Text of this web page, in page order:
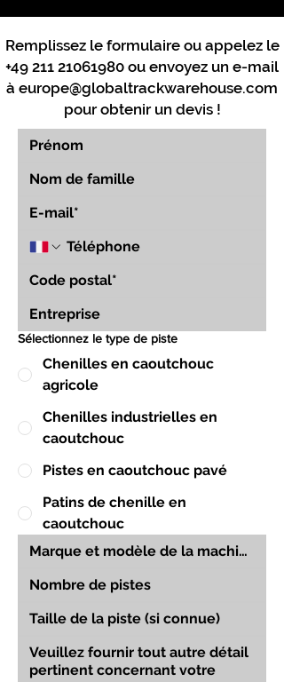
Remplissez le formulaire ou appelez le
+49 211 21061980 ou envoyez un e-mail
à europe@globaltrackwarehouse.com
pour obtenir un devis !
Sélectionnez le type de piste
Chenilles en caoutchouc
agricole
Chenilles industrielles en
caoutchouc
Pistes en caoutchouc pavé
Patins de chenille en
caoutchouc